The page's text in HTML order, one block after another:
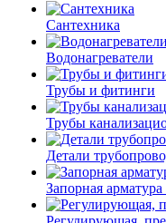
Сантехника
Водонагреватели
Трубы и фитинги
Трубы
Детали
Запорная